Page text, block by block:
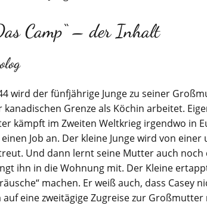
Camp“ – der Inhalt
wird der fünfjährige Junge zu seiner
kanadischen Grenze als Köchin arbeitet.
kämpft im Zweiten Weltkrieg irgendwo in
einen Job an. Der kleine Junge wird von
Und dann lernt seine Mutter auch noch
ihn in die Wohnung mit. Der Kleine
machen. Er weiß auch, dass
auf eine zweitägige Zugreise zur Großmutter